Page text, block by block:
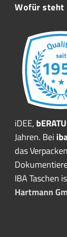
Wofür steht
iDEE,
Jahren. Bei
das
IBA Taschen
Hartmann